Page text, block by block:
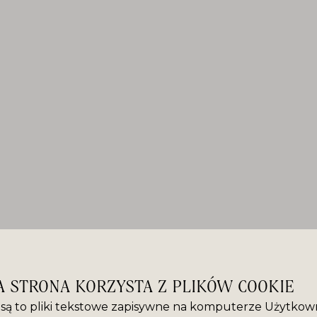
STRONA KORZYSTA Z PLIKÓW COOKIE
są to pliki tekstowe zapisywne na komputerze